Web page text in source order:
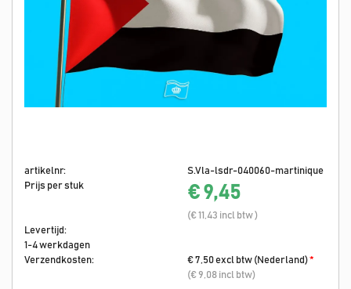
artikelnr:
S.Vla-lsdr-040060-martinique
Prijs per stuk
€ 9,45
(€ 11,43 incl btw )
Levertijd:
1-4 werkdagen
Verzendkosten:
€ 7,50 excl btw (Nederland)*
(€ 9,08 incl btw)